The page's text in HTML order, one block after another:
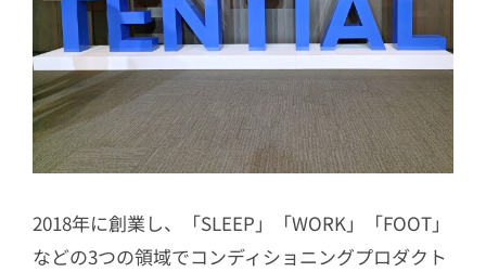
2018年に創業し、「SLEEP」「WORK」「FOOT」
などの3つの領域でコンディショニングプロダクト